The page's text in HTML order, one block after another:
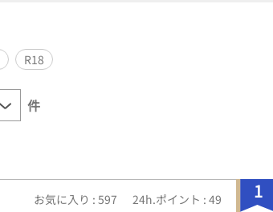
R18
件
1
お気に入り : 597 24h.ポイント : 49